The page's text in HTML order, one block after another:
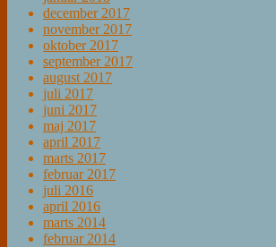
december 2017
november 2017
oktober 2017
september 2017
august 2017
juli 2017
juni 2017
maj 2017
april 2017
marts 2017
februar 2017
juli 2016
april 2016
marts 2014
februar 2014